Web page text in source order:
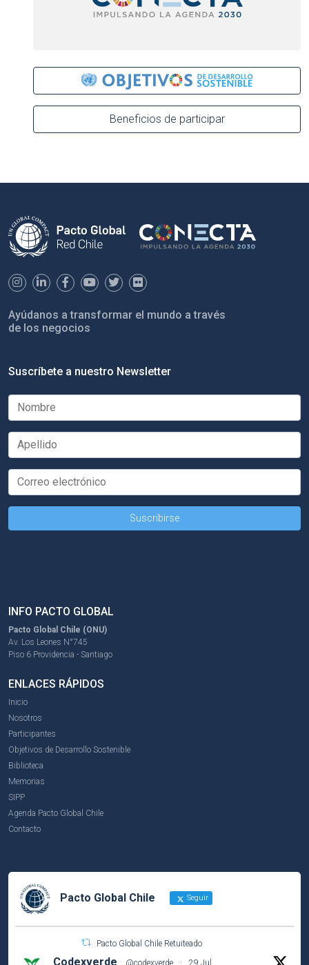
Beneficios de participar
Ayúdanos a transformar el mundo a través
de los negocios
Suscríbete a nuestro Newsletter
INFO PACTO GLOBAL
Pacto Global Chile (ONU)
Av. Los Leones N°745
Piso 6 Providencia - Santiago
ENLACES RÁPIDOS
Inicio
Nosotros
Participantes
Objetivos de Desarrollo Sostenible
Biblioteca
Memorias
SIPP
Agenda Pacto Global Chile
Contacto
Pacto Global Chile Seguir
Pacto Global Chile Retuiteado
Codexverde @codexverde · 29 Jul